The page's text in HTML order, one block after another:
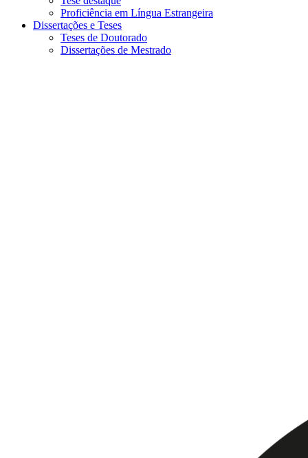
Proficiência em Língua Estrangeira
Dissertações e Teses
Teses de Doutorado
Dissertações de Mestrado